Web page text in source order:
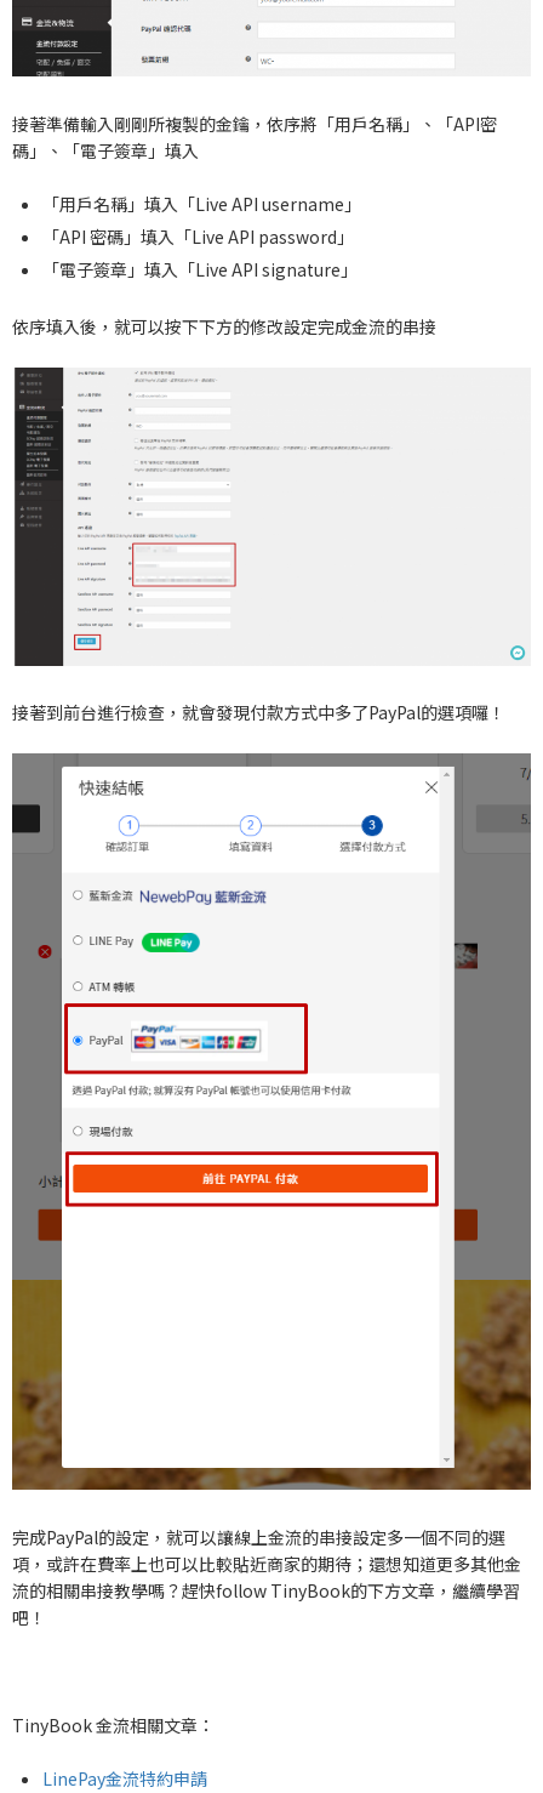
接著準備輸入剛剛所複製的金鑰，依序將「用戶名稱」、「API密
碼」、「電子簽章」填入
「用戶名稱」填入「Live API username」
「API 密碼」填入「Live API password」
「電子簽章」填入「Live API signature」
依序填入後，就可以按下下方的修改設定完成金流的串接
接著到前台進行檢查，就會發現付款方式中多了PayPal的選項囉！
完成PayPal的設定，就可以讓線上金流的串接設定多一個不同的選
項，或許在費率上也可以比較貼近商家的期待；還想知道更多其他金
流的相關串接教學嗎？趕快follow TinyBook的下方文章，繼續學習
吧！
TinyBook 金流相關文章：
LinePay金流特約申請